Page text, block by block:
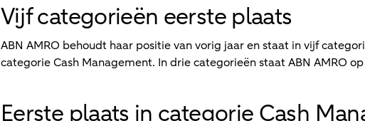
Vijf categorieën eerste plaats
ABN AMRO behoudt haar positie van vorig jaar en staat in vijf
categorie Cash Management. In drie categorieën staat ABN AMRO
Eerste plaats in categorie Cash